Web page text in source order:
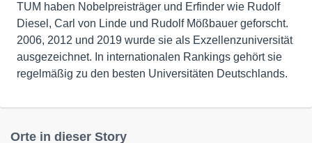
TUM haben Nobelpreisträger und Erfinder wie Rudolf
Diesel, Carl von Linde und Rudolf Mößbauer geforscht.
2006, 2012 und 2019 wurde sie als Exzellenzuniversität
ausgezeichnet. In internationalen Rankings gehört sie
regelmäßig zu den besten Universitäten Deutschlands.
Orte in dieser Story